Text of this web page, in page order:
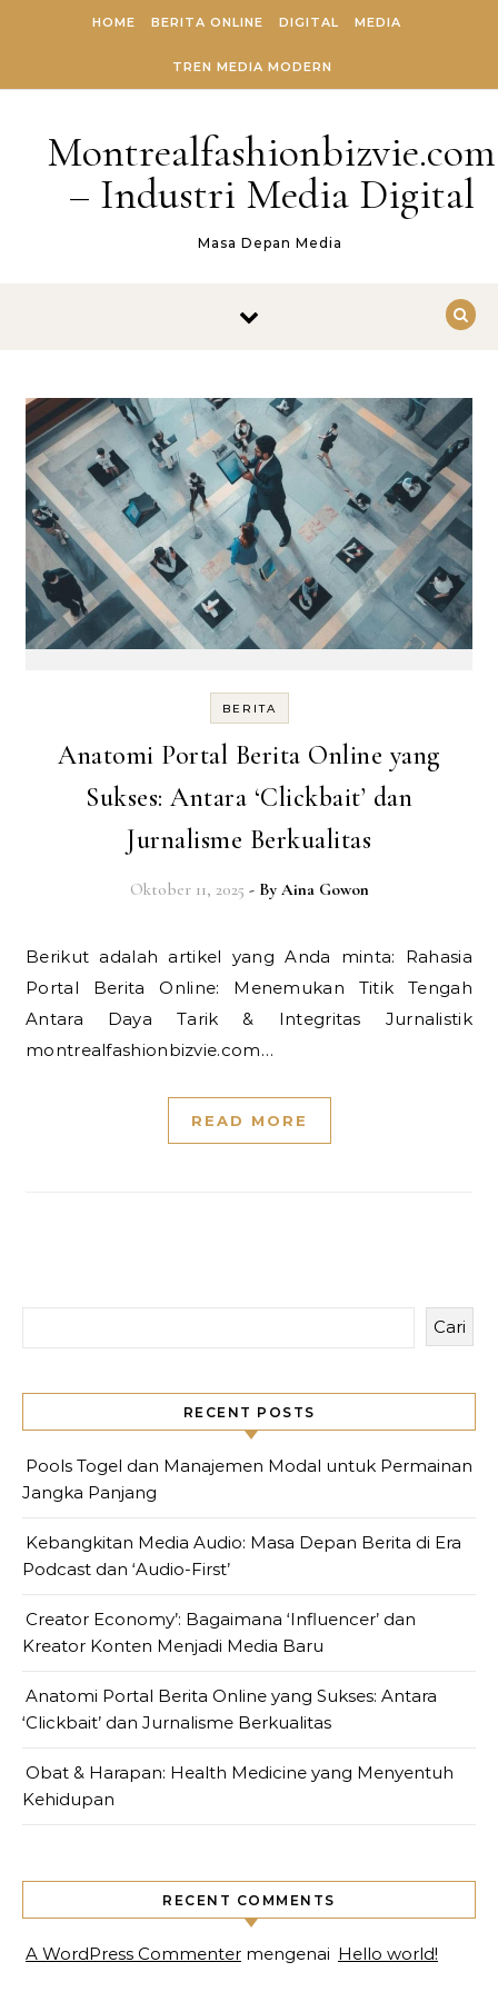
HOME BERITA ONLINE DIGITAL MEDIA
TREN MEDIA MODERN
Montrealfashionbizvie.com
– Industri Media Digital
Masa Depan Media
BERITA
Anatomi Portal Berita Online yang
Sukses: Antara ‘Clickbait’ dan
Jurnalisme Berkualitas
Oktober 11, 2025 - By Aina Gowon
Berikut adalah artikel yang Anda minta: Rahasia
Portal Berita Online: Menemukan Titik Tengah
Antara Daya Tarik & Integritas Jurnalistik
montrealfashionbizvie.com…
READ MORE
Cari
RECENT POSTS
Pools Togel dan Manajemen Modal untuk Permainan
Jangka Panjang
Kebangkitan Media Audio: Masa Depan Berita di Era
Podcast dan ‘Audio-First’
Creator Economy’: Bagaimana ‘Influencer’ dan
Kreator Konten Menjadi Media Baru
Anatomi Portal Berita Online yang Sukses: Antara
‘Clickbait’ dan Jurnalisme Berkualitas
Obat & Harapan: Health Medicine yang Menyentuh
Kehidupan
RECENT COMMENTS
A WordPress Commenter mengenai Hello world!